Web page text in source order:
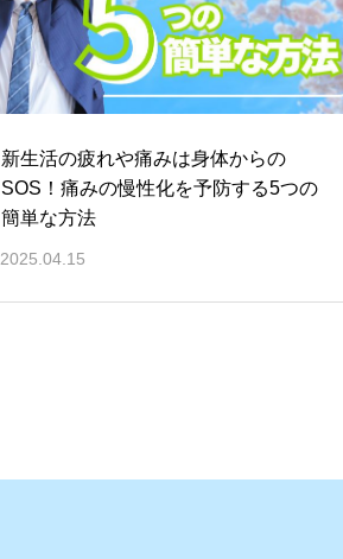
新生活の疲れや痛みは身体からの
SOS！痛みの慢性化を予防する5つの
簡単な方法
2025.04.15